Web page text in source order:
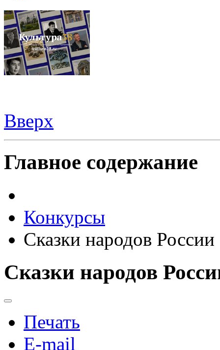
Вверх
Главное содержание
Конкурсы
Сказки народов
Сказки народов
Печать
E-mail